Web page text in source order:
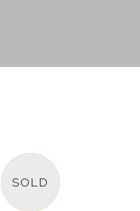
SALE
SOLD